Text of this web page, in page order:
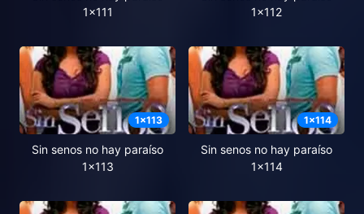
1x111
1x112
1x113
Sin senos no hay paraíso
1x113
1x114
Sin senos no hay paraíso
1x114